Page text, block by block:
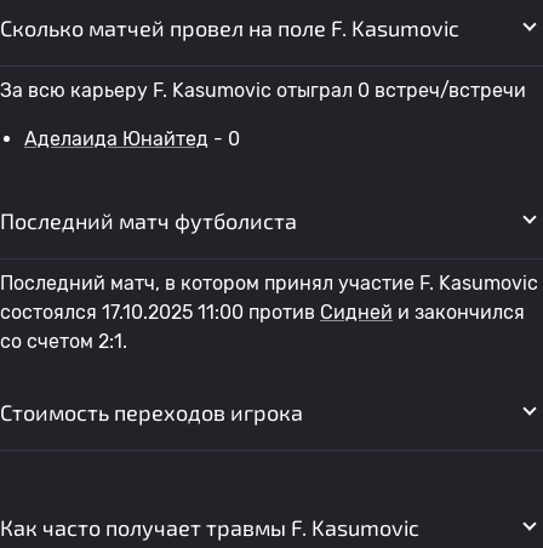
Сколько матчей провел на поле F. Kasumovic
За всю карьеру F. Kasumovic отыграл 0 встреч/встречи
Аделаида Юнайтед - 0
Последний матч футболиста
Последний матч, в котором принял участие F. Kasumovic
состоялся 17.10.2025 11:00 против Сидней и закончился
со счетом 2:1.
Стоимость переходов игрока
Как часто получает травмы F. Kasumovic